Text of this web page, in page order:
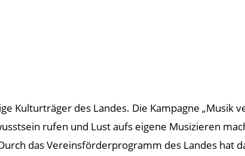
Kulturträger des Landes. Die Kampagne „Musik
rufen und Lust aufs eigene Musizieren
das Vereinsförderprogramm des Landes hat